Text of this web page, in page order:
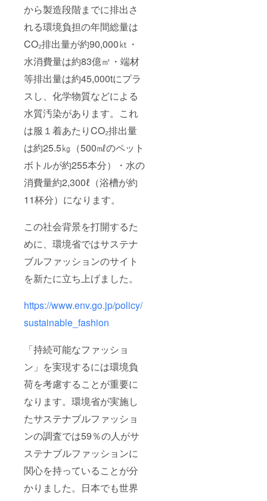
から製造段階までに排出さ
れる環境負担の年間総量は
CO₂排出量が約90,000㏏・
水消費量は約83億㎥・端材
等排出量は約45,000tにプラ
スし、化学物質などによる
水質汚染があります。これ
は服１着あたりCO₂排出量
は約25.5㎏（500㎖のペット
ボトルが約255本分）・水の
消費量約2,300ℓ（浴槽が約
11杯分）になります。
この社会背景を打開するた
めに、環境省ではサステナ
ブルファッションのサイト
を新たに立ち上げました。
https://www.env.go.jp/policy/
sustainable_fashion
「持続可能なファッショ
ン」を実現するには環境負
荷を考慮することが重要に
なります。環境省が実施し
たサステナブルファッショ
ンの調査では59％の人がサ
ステナブルファッションに
関心を持っていることが分
かりました。日本でも世界